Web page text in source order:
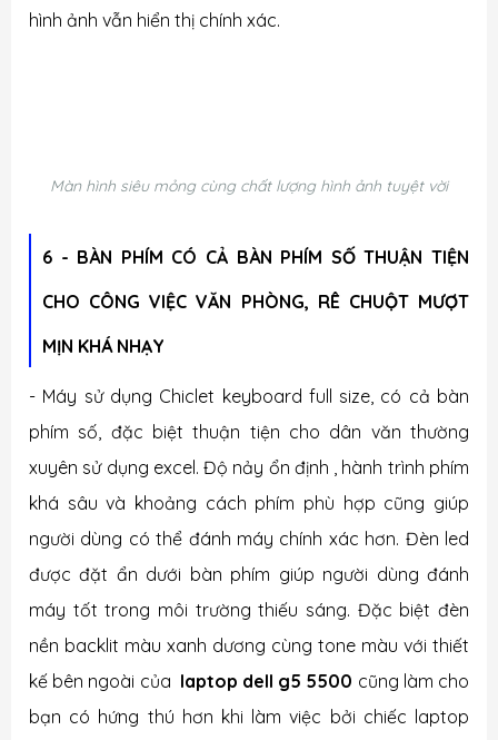
hình ảnh vẫn hiển thị chính xác.
Màn hình siêu mỏng cùng chất lượng hình ảnh tuyệt vời
6 - BÀN PHÍM CÓ CẢ BÀN PHÍM SỐ THUẬN TIỆN
CHO CÔNG VIỆC VĂN PHÒNG, RÊ CHUỘT MƯỢT
MỊN KHÁ NHẠY
- Máy sử dụng Chiclet keyboard full size, có cả bàn
phím số, đặc biệt thuận tiện cho dân văn thường
xuyên sử dụng excel. Độ nảy ổn định , hành trình phím
khá sâu và khoảng cách phím phù hợp cũng giúp
người dùng có thể đánh máy chính xác hơn. Đèn led
được đặt ẩn dưới bàn phím giúp người dùng đánh
máy tốt trong môi trường thiếu sáng. Đặc biệt đèn
nền backlit màu xanh dương cùng tone màu với thiết
kế bên ngoài của laptop dell g5 5500 cũng làm cho
bạn có hứng thú hơn khi làm việc bởi chiếc laptop